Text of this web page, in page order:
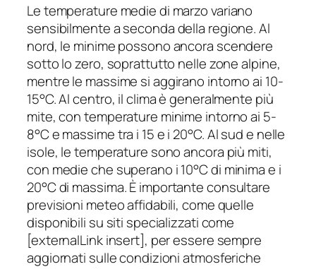
Le temperature medie di marzo variano
sensibilmente a seconda della regione. Al
nord, le minime possono ancora scendere
sotto lo zero, soprattutto nelle zone alpine,
mentre le massime si aggirano intorno ai 10-
15°C. Al centro, il clima è generalmente più
mite, con temperature minime intorno ai 5-
8°C e massime tra i 15 e i 20°C. Al sud e nelle
isole, le temperature sono ancora più miti,
con medie che superano i 10°C di minima e i
20°C di massima. È importante consultare
previsioni meteo affidabili, come quelle
disponibili su siti specializzati come
[externalLink insert], per essere sempre
aggiornati sulle condizioni atmosferiche